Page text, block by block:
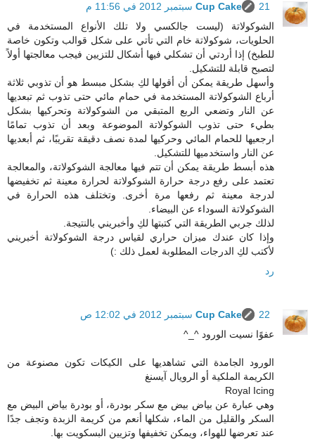
Cup Cake
21 سبتمبر 2012 في 11:56 م
الشوكولاتة (ليست جالكسي ولا تلك الأنواع المستخدمة في
الحلويات، شوكولاتة خام التي تأتي على شكل قوالب وتكون خاصة
للطبخ) إذا أردتي أن تشكلي فيها أشكال للتزيين فيجب معالجتها أولاً
لتصبح قابلة للتشكيل.
وأسهل طريقة يمكن أن أقولها لكِ بشكل مبسط هو أن تذوبي ثلاثة
أرباع الشوكولاتة المستخدمة في حمام مائي حتى تذوب ثم تبعديها
عن النار وتضعي الربع المتبقي من الشوكولاتة وتحركيها بشكل
بطيء حتى تذوب الشوكولاتة الموضوعة وبعد أن تذوب تمامًا
ارجعيها للحمام المائي وحركيها لمدة نصف دقيقة تقريبًا، ثم أبعديها
عن النار واستخدميها للتشكيل.
هذه أبسط طريقة يمكن أن تتم فيها معالجة الشوكولاتة، والمعالجة
تعتمد على رفع درجة حرارة الشوكولاتة لحرارة معينة ثم تخفيضها
لدرجة معينة ثم رفعها مرة أخرى. وتختلف هذه الحرارة في
الشوكولاتة السوداء عن البيضاء.
لذلك جربي الطريقة التي كتبتها لكِ وأخبريني بالنتيجة.
وإذا كان عندك ميزان حراري لقياس درجة الشوكولاتة أخبريني
لأكتب لكِ الدرجات المطلوبة لعمل ذلك :)
رد
Cup Cake
22 سبتمبر 2012 في 12:02 ص
عفوًا نسيت الورود ^_^
الورود الجامدة التي تشاهديها على الكيكات تكون مصنوعة من
الكريمة الملكية أو الرويال آيسنغ
Royal Icing
وهي عبارة عن بياض بيض مع سكر بودرة، أو بودرة بياض البيض مع
السكر والقليل من الماء، شكلها أنعم من كريمة الزبدة وتجف جدًا
عند تعرضها للهواء، ويمكن تخفيفها وتزيين البسكويت بها.